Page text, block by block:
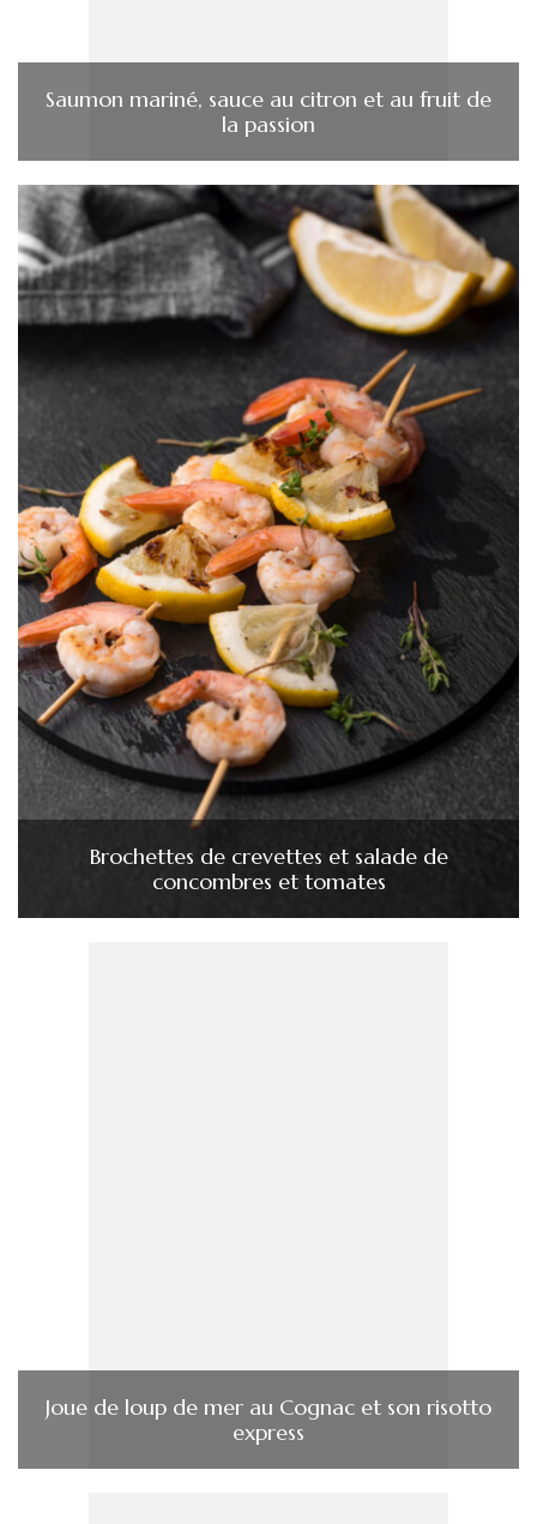
Saumon mariné, sauce au citron et au fruit de
la passion
Brochettes de crevettes et salade de
concombres et tomates
Joue de loup de mer au Cognac et son risotto
express